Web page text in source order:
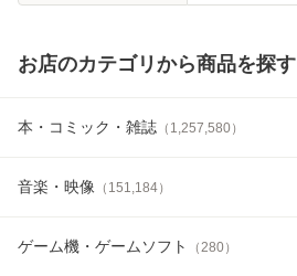
お店のカテゴリから商品を探す
本・コミック・雑誌 （ 1,257,580）
音楽・映像 （ 151,184）
ゲーム機・ゲームソフト （280）